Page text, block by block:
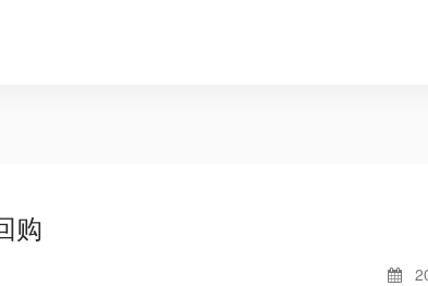
购